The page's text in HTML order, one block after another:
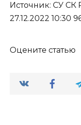
Источник: СУ
27.12.2022 10:30
Оцените статью